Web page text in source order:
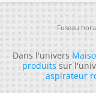
Fuseau
Dans l'univers
produitssur
aspirateur